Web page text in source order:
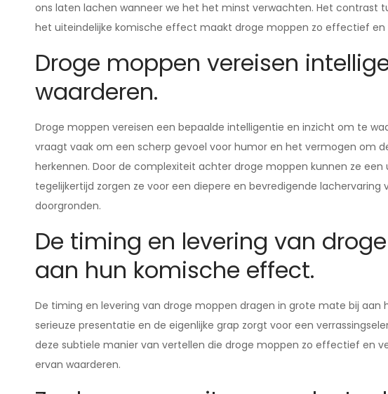
ons laten lachen wanneer we het het minst verwachten. Het contrast
het uiteindelijke komische effect maakt droge moppen zo effectief en
Droge moppen vereisen
waarderen.
Droge moppen vereisen een bepaalde intelligentie en inzicht om te
vraagt vaak om een scherp gevoel voor humor en het vermogen om
herkennen. Door de complexiteit achter droge moppen kunnen ze
tegelijkertijd zorgen ze voor een diepere en bevredigende
doorgronden.
De timing en levering van
aan hun komische effect.
De timing en levering van droge moppen dragen in grote mate bij
serieuze presentatie en de eigenlijke grap zorgt voor een
deze subtiele manier van vertellen die droge moppen zo effectief en
ervan waarderen.